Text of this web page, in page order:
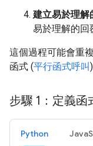
建立易於理解
易於理解的回
這個過程可能會重
函式 (平行函式呼叫
步驟 1：定義函
Python